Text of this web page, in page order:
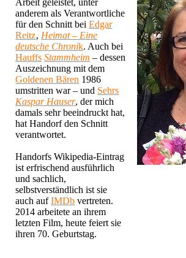
anderem als Verantwortliche
für den Schnitt beiEdgar
Reitz‚ Heimat – Eine
deutsche Chronik. Auch bei
Hauffs Stammheim – dessen
Auszeichnung mit dem
Goldenen Bären 1986
umstritten war – und Sehrs
Kaspar Hauser, der mich
damals sehr beeindruckt hat,
hat Handorf den Schnitt
verantwortet.
Handorfs Wikipedia-Eintrag
ist erfrischend ausführlich
und sachlich,
selbstverständlich ist sie
auch aufIMDb vertreten.
2014 arbeitete an ihrem
letzten Film, heute feiert sie
ihren 70. Geburtstag.